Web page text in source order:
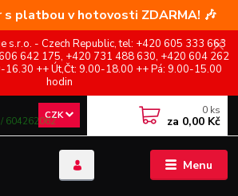
s platbou v hotovosti ZDARMA! 🎶
s.r.o. - Czech Republic, tel: +420 605 333 663
642 175, +420 731 488 630, +420 604 262
16.30 ++ Út,Čt: 9.00-18.00 ++ Pá: 9.00-15.00
hodin
Menu
CZK
604262062
0 ks
za 0,00 Kč